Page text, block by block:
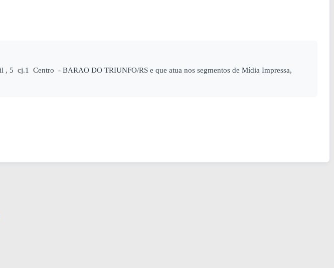
, 5 cj.1 Centro - BARAO DO TRIUNFO/RS e que atua nos segmentos de Mídia Impressa,